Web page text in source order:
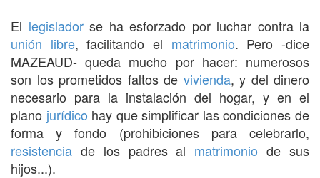
El legisladorse ha esforzado por luchar contra la
unión libre, facilitando el matrimonio. Pero -dice
MAZEAUD- queda mucho por hacer: numerosos
son los prometidos faltos de vivienda, y del dinero
necesario para la instalación del hogar, y en el
plano jurídico hay que simplificar las condiciones de
forma y fondo (prohibiciones para celebrarlo,
resistencia de los padres al matrimonio de sus
hijos...).